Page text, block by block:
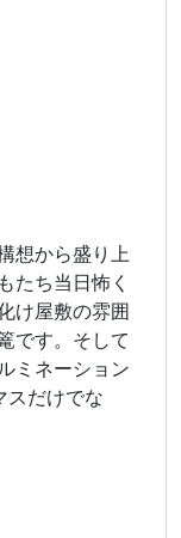
想から盛り上
たち当日怖く
け屋敷の雰囲
です。そして
ミネーション
スだけでな